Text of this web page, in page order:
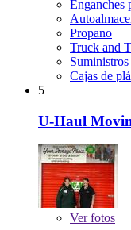
Enganches
Propano
Truck and
Cajas de
5
U-Haul
Verfotos